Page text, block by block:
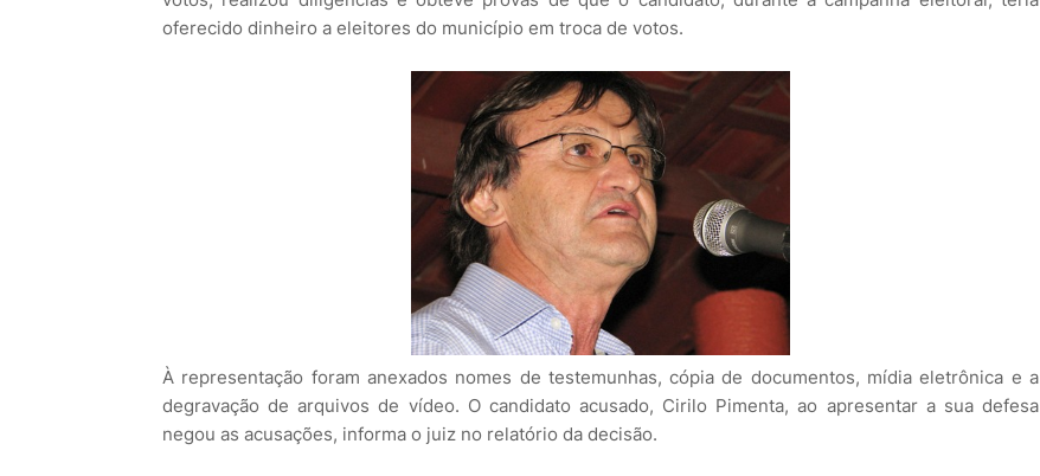
oferecido dinheiro a eleitores do município em troca de votos.
À representação foram anexados nomes de testemunhas, cópia de documentos, mídia eletrônica e a
degravação de arquivos de vídeo. O candidato acusado, Cirilo Pimenta, ao apresentar a sua defesa
negou as acusações, informa o juiz no relatório da decisão.